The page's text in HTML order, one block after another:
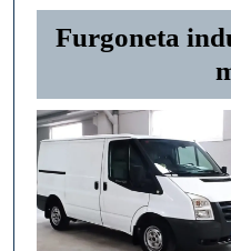
Furgoneta